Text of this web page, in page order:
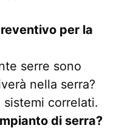
per la
serre sono
nella serra?
sistemi correlati.
di serra?